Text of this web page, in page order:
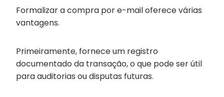
Formalizar a compra por e-mail oferece várias
vantagens.
Primeiramente, fornece um registro
documentado da transação, o que pode ser útil
para auditorias ou disputas futuras.